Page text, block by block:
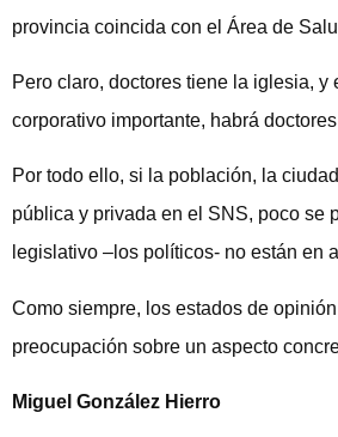
provincia coincida con el Área de
Pero claro, doctores tiene la iglesia,
corporativo importante, habrá
Por todo ello, si la población, la
pública y privada en el SNS, poco se
legislativo –los políticos- no están en
Como siempre, los estados de
preocupación sobre un aspecto
Miguel González Hierro